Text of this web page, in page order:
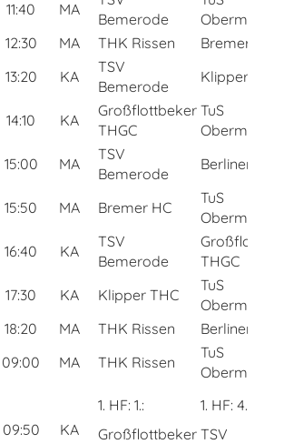
11:40 MA
Bemerode
12:30 MA THK Rissen
Bremer HC
13:20 KA
TSV
Bemerode
Klipper THC
14:10 KA
Großflottbeker
THGC
TuS
15:00 MA
TSV
Bemerode
Berliner HC
15:50 MA Bremer HC
TuS
16:40 KA
TSV
Bemerode
THGC
17:30 KA Klipper THC
TuS
Obermenzig
18:20 MA THK Rissen
Berliner HC
09:00 MA THK Rissen
TuS
09:50 KA
1. HF: 1.:
Großflottbeker
1. HF: 4.:
TSV